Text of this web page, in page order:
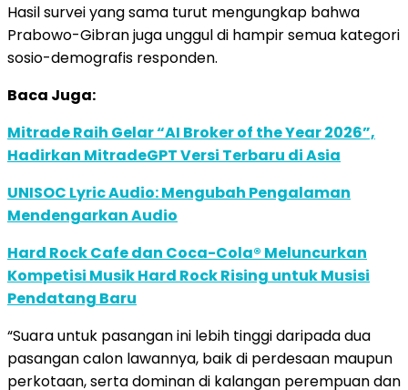
Hasil survei yang sama turut mengungkap bahwa
Prabowo-Gibran juga unggul di hampir semua kategori
sosio-demografis responden.
Baca Juga:
Mitrade Raih Gelar “AI Broker of the Year 2026”,
Hadirkan MitradeGPT Versi Terbaru di Asia
UNISOC Lyric Audio: Mengubah Pengalaman
Mendengarkan Audio
Hard Rock Cafe dan Coca-Cola® Meluncurkan
Kompetisi Musik Hard Rock Rising untuk Musisi
Pendatang Baru
“Suara untuk pasangan ini lebih tinggi daripada dua
pasangan calon lawannya, baik di perdesaan maupun
perkotaan, serta dominan di kalangan perempuan dan